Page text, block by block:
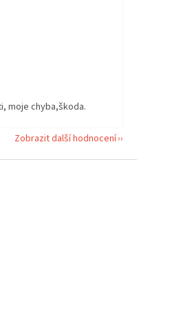
5 hvězdiček.
moje chyba,škoda.
Zobrazit další hodnocení